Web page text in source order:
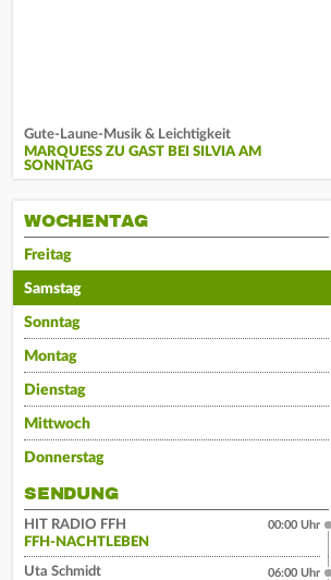
Gute-Laune-Musik & Leichtigkeit
MARQUESS ZU GAST BEI SILVIA AM
SONNTAG
WOCHENTAG
Freitag
Samstag
Sonntag
Montag
Dienstag
Mittwoch
Donnerstag
SENDUNG
HIT RADIO FFH
FFH-NACHTLEBEN
00:00 Uhr
Uta Schmidt
06:00 Uhr